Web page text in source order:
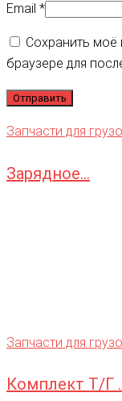
Email *
Сохранить моё
браузере для
Запчасти для
Зарядное...
Запчасти для
Комплект Т/Г